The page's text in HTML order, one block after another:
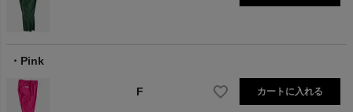
Pink
F カートに入れる